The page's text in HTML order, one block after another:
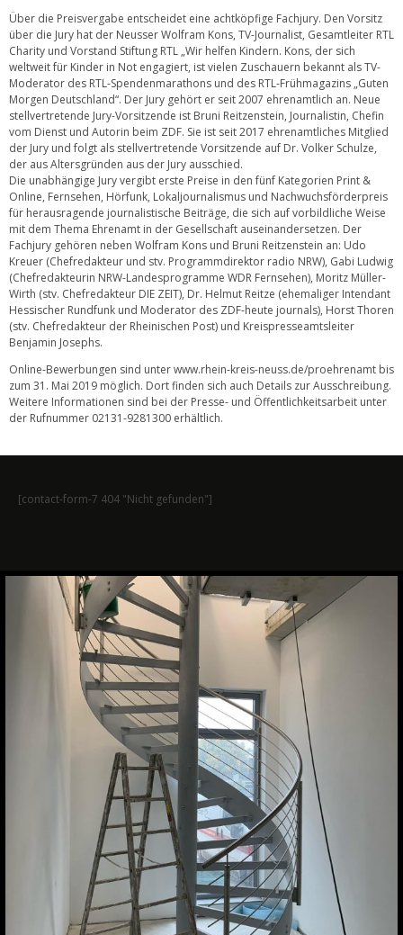
Über die Preisvergabe entscheidet eine achtköpfige Fachjury. Den Vorsitz
über die Jury hat der Neusser Wolfram Kons, TV-Journalist, Gesamtleiter RTL
Charity und Vorstand Stiftung RTL „Wir helfen Kindern. Kons, der sich
weltweit für Kinder in Not engagiert, ist vielen Zuschauern bekannt als TV-
Moderator des RTL-Spendenmarathons und des RTL-Frühmagazins „Guten
Morgen Deutschland“. Der Jury gehört er seit 2007 ehrenamtlich an. Neue
stellvertretende Jury-Vorsitzende ist Bruni Reitzenstein, Journalistin, Chefin
vom Dienst und Autorin beim ZDF. Sie ist seit 2017 ehrenamtliches Mitglied
der Jury und folgt als stellvertretende Vorsitzende auf Dr. Volker Schulze,
der aus Altersgründen aus der Jury ausschied.
Die unabhängige Jury vergibt erste Preise in den fünf Kategorien Print &
Online, Fernsehen, Hörfunk, Lokaljournalismus und Nachwuchsförderpreis
für herausragende journalistische Beiträge, die sich auf vorbildliche Weise
mit dem Thema Ehrenamt in der Gesellschaft auseinandersetzen. Der
Fachjury gehören neben Wolfram Kons und Bruni Reitzenstein an: Udo
Kreuer (Chefredakteur und stv. Programmdirektor radio NRW), Gabi Ludwig
(Chefredakteurin NRW-Landesprogramme WDR Fernsehen), Moritz Müller-
Wirth (stv. Chefredakteur DIE ZEIT), Dr. Helmut Reitze (ehemaliger Intendant
Hessischer Rundfunk und Moderator des ZDF-heute journals), Horst Thoren
(stv. Chefredakteur der Rheinischen Post) und Kreispresseamtsleiter
Benjamin Josephs.
Online-Bewerbungen sind unter www.rhein-kreis-neuss.de/proehrenamt bis
zum 31. Mai 2019 möglich. Dort finden sich auch Details zur Ausschreibung.
Weitere Informationen sind bei der Presse- und Öffentlichkeitsarbeit unter
der Rufnummer 02131-9281300 erhältlich.
[contact-form-7 404 "Nicht gefunden"]